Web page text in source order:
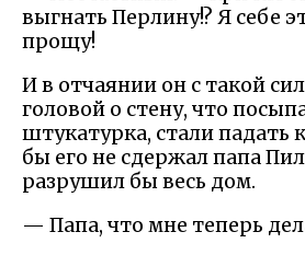
выгнать Перлину!? Я себе
прощу!
И в отчаянии он с такой
головой о стену, что
штукатурка, стали падать
бы его не сдержал папа
разрушил бы весь дом.
— Папа, что мне теперь